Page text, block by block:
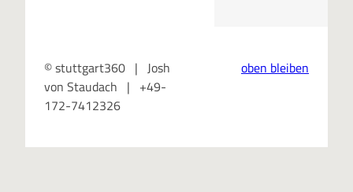
© stuttgart360 | Josh
von Staudach | +49-
172-7412326
oben bleiben